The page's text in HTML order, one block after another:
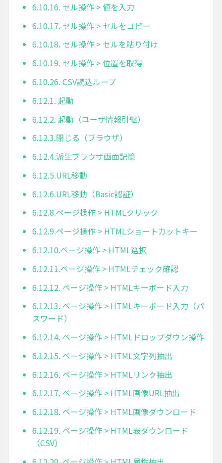
6.10.16. セル操作 > 値を入力
6.10.17. セル操作 > セルをコピー
6.10.18. セル操作 > セルを貼り付け
6.10.19. セル操作 > 位置を取得
6.10.26. CSV読込ループ
6.12.1. 起動
6.12.2. 起動（ユーザ情報引継）
6.12.3.閉じる（ブラウザ）
6.12.4.派生ブラウザ画面記憶
6.12.5.URL移動
6.12.6.URL移動（Basic認証）
6.12.8.ページ操作 > HTMLクリック
6.12.9.ページ操作 > HTMLショートカットキー
6.12.10.ページ操作 > HTML選択
6.12.11.ページ操作 > HTMLチェック確認
6.12.12. ページ操作 > HTMLキーボード入力
6.12.13. ページ操作 > HTMLキーボード入力（パ
スワード）
6.12.14. ページ操作 > HTMLドロップダウン操作
6.12.15. ページ操作 > HTML文字列抽出
6.12.16. ページ操作 > HTMLリンク抽出
6.12.17. ページ操作 > HTML画像URL抽出
6.12.18. ページ操作 > HTML画像ダウンロード
6.12.19. ページ操作 > HTML表ダウンロード
（CSV）